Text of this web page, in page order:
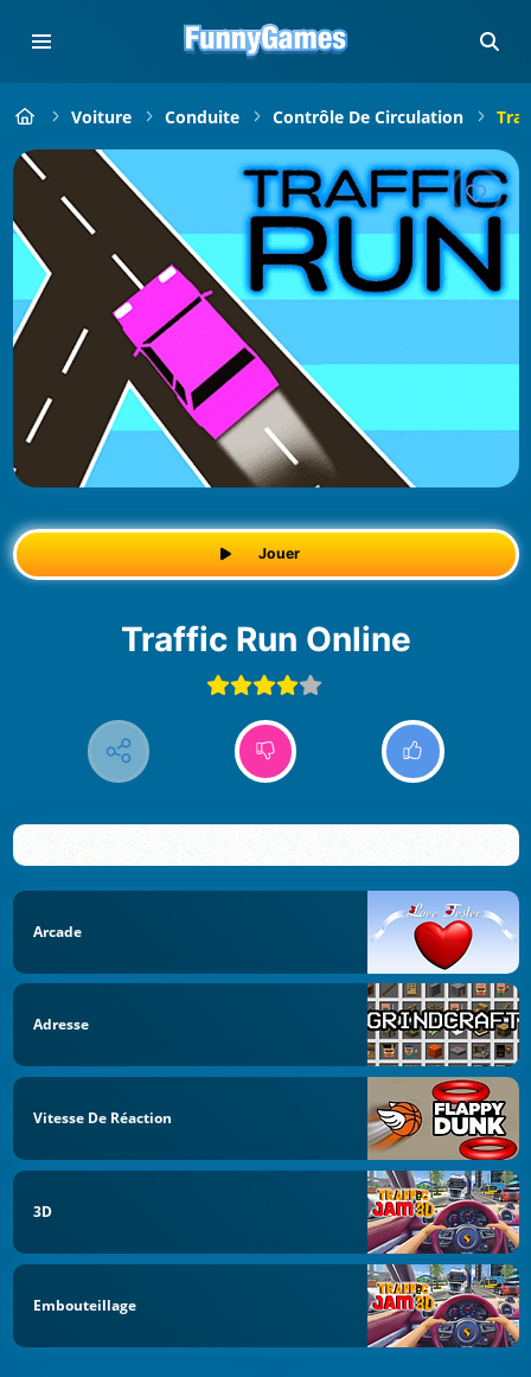
Voiture Conduite Contrôle De Circulation
Jouer
Traffic Run Online
Arcade
Adresse
Vitesse De Réaction
3D
Embouteillage